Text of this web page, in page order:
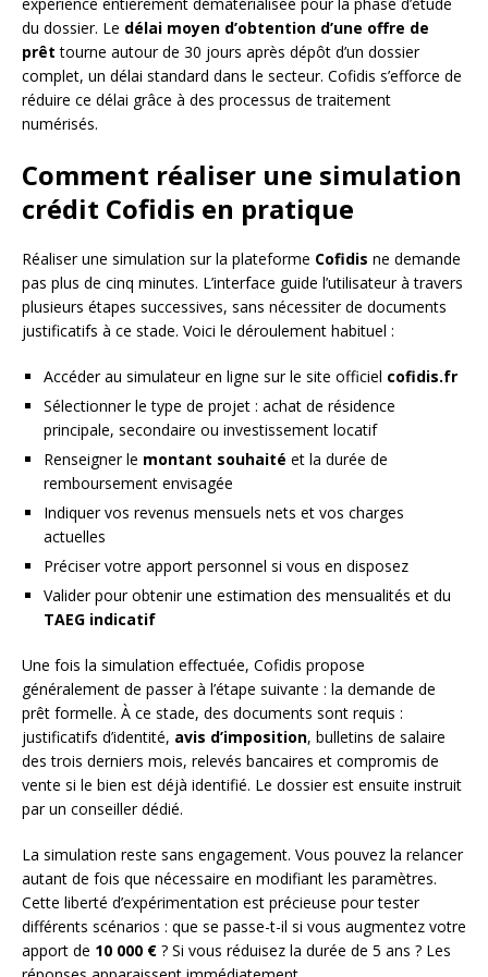
du dossier. Le délai moyen d’obtention d’une offre de
prêt tourne autour de 30 jours après dépôt d’un dossier
complet, un délai standard dans le secteur. Cofidis s’efforce de
réduire ce délai grâce à des processus de traitement
numérisés.
Comment réaliser une simulation
crédit Cofidis en pratique
Réaliser une simulation sur la plateforme Cofidis ne demande
pas plus de cinq minutes. L’interface guide l’utilisateur à travers
plusieurs étapes successives, sans nécessiter de documents
justificatifs à ce stade. Voici le déroulement habituel :
Accéder au simulateur en ligne sur le site officiel cofidis.fr
Sélectionner le type de projet : achat de résidence
principale, secondaire ou investissement locatif
Renseigner le montant souhaité et la durée de
remboursement envisagée
Indiquer vos revenus mensuels nets et vos charges
actuelles
Préciser votre apport personnel si vous en disposez
Valider pour obtenir une estimation des mensualités et du
TAEG indicatif
Une fois la simulation effectuée, Cofidis propose
généralement de passer à l’étape suivante : la demande de
prêt formelle. À ce stade, des documents sont requis :
justificatifs d’identité, avis d’imposition, bulletins de salaire
des trois derniers mois, relevés bancaires et compromis de
vente si le bien est déjà identifié. Le dossier est ensuite instruit
par un conseiller dédié.
La simulation reste sans engagement. Vous pouvez la relancer
autant de fois que nécessaire en modifiant les paramètres.
Cette liberté d’expérimentation est précieuse pour tester
différents scénarios : que se passe-t-il si vous augmentez votre
apport de 10 000 € ? Si vous réduisez la durée de 5 ans ? Les